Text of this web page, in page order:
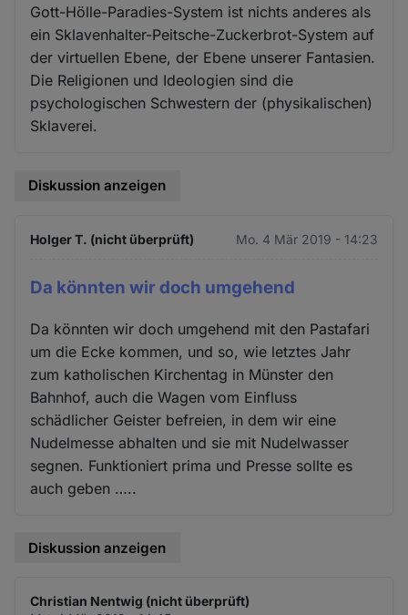
Gott-Hölle-Paradies-System ist nichts anderes als
ein Sklavenhalter-Peitsche-Zuckerbrot-System auf
der virtuellen Ebene, der Ebene unserer Fantasien.
Die Religionen und Ideologien sind die
psychologischen Schwestern der (physikalischen)
Sklaverei.
Diskussion anzeigen
Holger T. (nicht überprüft) Mo. 4 Mär 2019 - 14:23
Da könnten wir doch umgehend
Da könnten wir doch umgehend mit den Pastafari
um die Ecke kommen, und so, wie letztes Jahr
zum katholischen Kirchentag in Münster den
Bahnhof, auch die Wagen vom Einfluss
schädlicher Geister befreien, in dem wir eine
Nudelmesse abhalten und sie mit Nudelwasser
segnen. Funktioniert prima und Presse sollte es
auch geben …..
Diskussion anzeigen
Christian Nentwig (nicht überprüft)